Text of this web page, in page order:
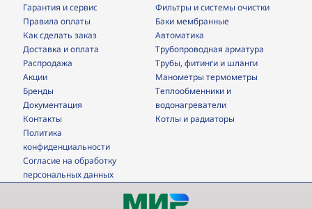
Гарантия и сервис
Правила оплаты
Как сделать заказ
Доставка и оплата
Распродажа
Акции
Бренды
Документация
Контакты
фильтры и системы очистки
Баки мембранные
Автоматика
трубопроводная арматура
трубы, фитинги и шланги
манометры термометры
теплообменники и
водонагреватели
Котлы и радиаторы
Политика
конфиденциальности
Согласие на обработку
персональных данных